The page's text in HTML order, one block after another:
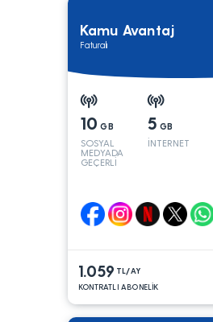
Kamu Avantaj
Faturalı
10 GB
SOSYAL
MEDYADA
GEÇERLİ
5 GB
İNTERNET
1.059 TL/AY
KONTRATLI ABONELİK